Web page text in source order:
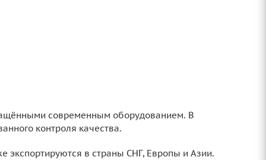
современным оборудованием. В
контроля качества.
в страны СНГ, Европы и Азии.